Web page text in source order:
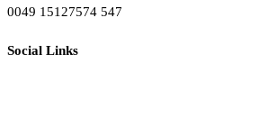
0049 15127574 547
Social Links